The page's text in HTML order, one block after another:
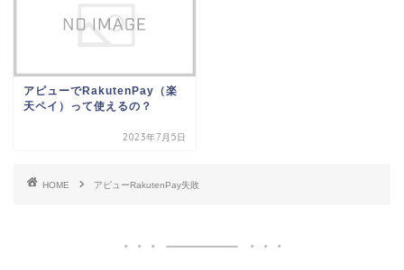
アピューでRakutenPay（楽
天ペイ）って使えるの？
2023年7月5日
HOME アピューRakutenPay失敗